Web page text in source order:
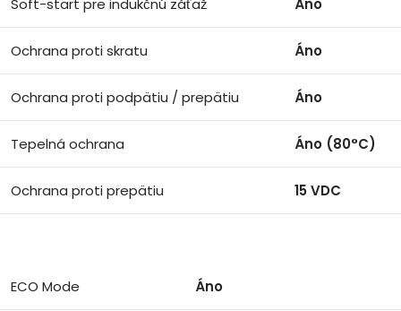
Ochrana proti skratu Áno
Ochrana proti podpätiu / prepätiu Áno
Tepelná ochrana Áno (80°C)
Ochrana proti prepätiu 15 VDC
ECO Mode Áno